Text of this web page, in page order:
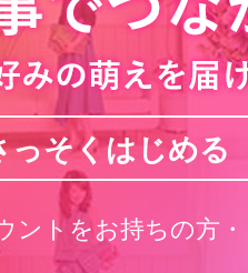
っそくはじめる
ントをお持ちの方